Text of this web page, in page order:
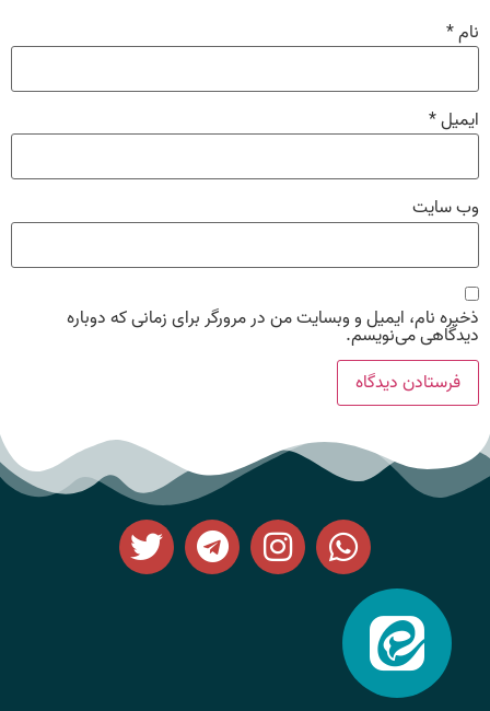
نام*
ایمیل*
وب‌ سایت
ذخیره نام، ایمیل و وبسایت من در مرورگر برای زمانی که دوباره
دیدگاهی می‌نویسم.